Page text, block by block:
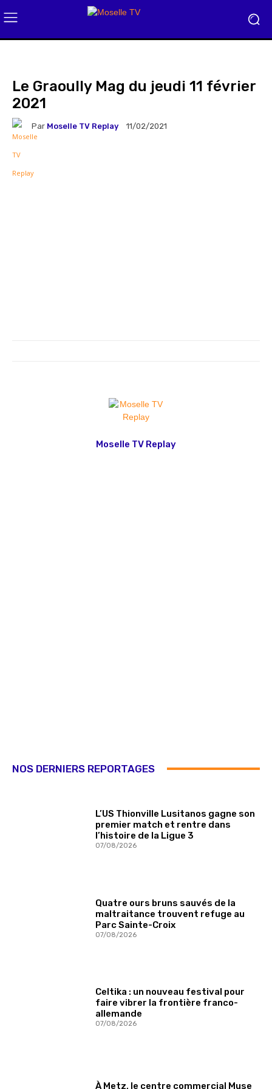
Le Graoully Mag du jeudi 11 février
2021
Par Moselle TV Replay 11/02/2021
Moselle TV Replay
NOS DERNIERS REPORTAGES
L’US Thionville Lusitanos gagne son
premier match et rentre dans
l’histoire de la Ligue 3
07/08/2026
Quatre ours bruns sauvés de la
maltraitance trouvent refuge au
Parc Sainte-Croix
07/08/2026
Celtika : un nouveau festival pour
faire vibrer la frontière franco-
allemande
07/08/2026
À Metz, le centre commercial Muse